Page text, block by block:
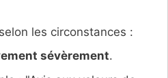
les circonstances :
sévèrement.